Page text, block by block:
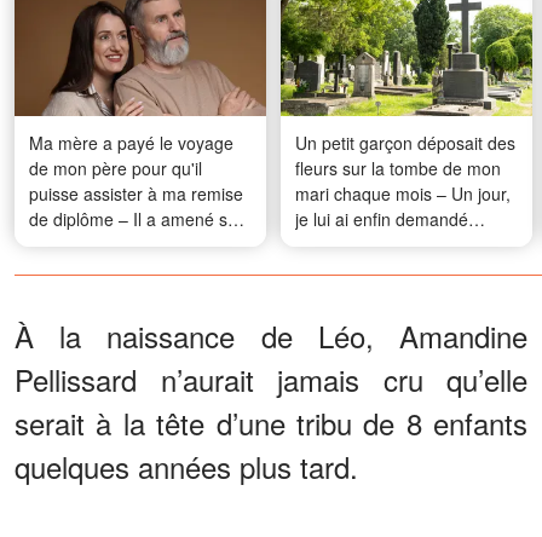
Ma mère a payé le voyage
de mon père pour qu'il
puisse assister à ma remise
de diplôme – Il a amené sa
nouvelle petite amie, mais
mon petit frère leur a donné
nous n'oubliera jamais
Un petit garçon déposait des
fleurs sur la tombe de mon
mari chaque mois – Un jour,
je lui ai enfin demandé
pourquoi
À la naissance de Léo, Amandine
Pellissard n’aurait jamais cru qu’elle
serait à la tête d’une tribu de 8 enfants
quelques années plus tard.